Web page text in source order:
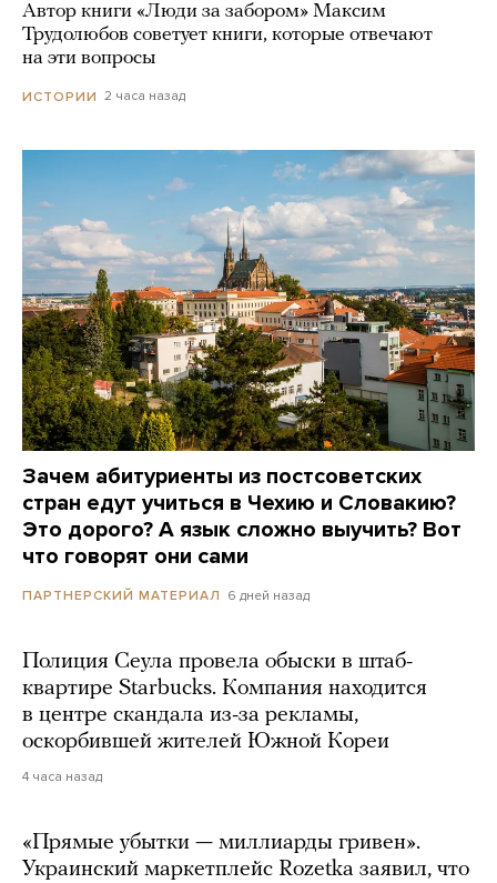
Автор книги «Люди за забором» Максим
Трудолюбов советует книги, которые отвечают
на эти вопросы
ИСТОРИИ 2 часа назад
Зачем абитуриенты из постсоветских
стран едут учиться в Чехию и Словакию?
Это дорого? А язык сложно выучить? Вот
что говорят они сами
ПАРТНЕРСКИЙ МАТЕРИАЛ 6 дней назад
Полиция Сеула провела обыски в штаб-
квартире Starbucks. Компания находится
в центре скандала из-за рекламы,
оскорбившей жителей Южной Кореи
4 часа назад
«Прямые убытки — миллиарды гривен».
Украинский маркетплейс Rozetka заявил, что